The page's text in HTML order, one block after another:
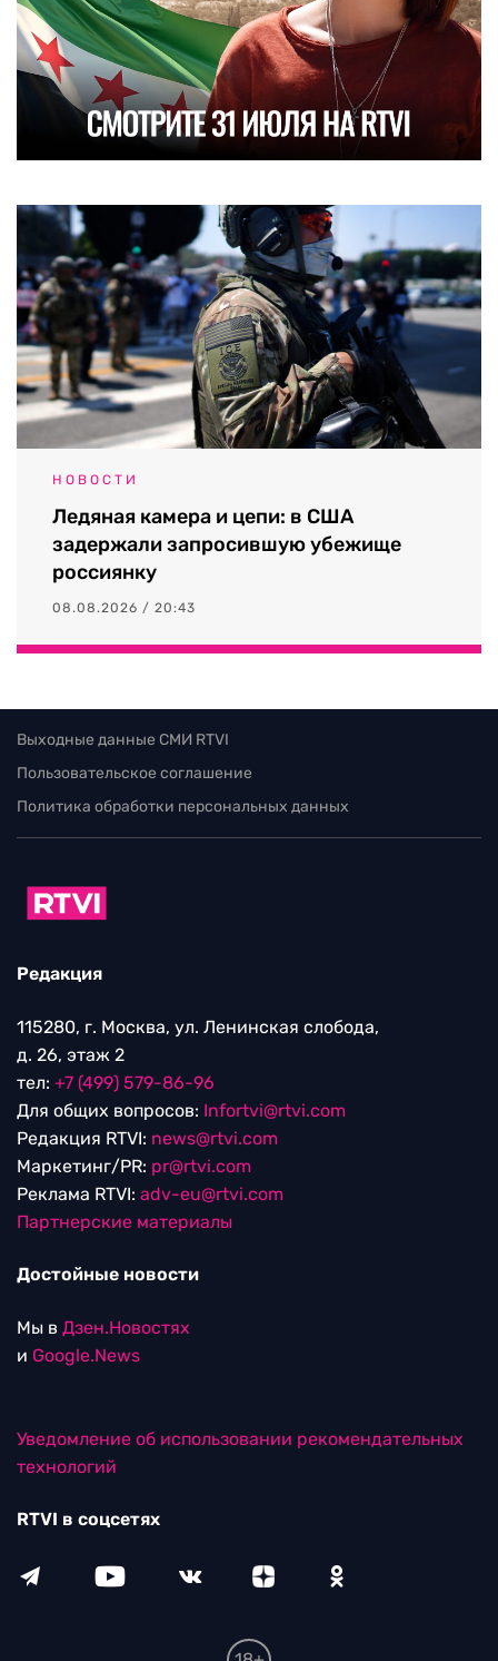
НОВОСТИ
Ледяная камера и цепи: в США
задержали запросившую убежище
россиянку
08.08.2026 / 20:43
Выходные данные СМИ RTVI
Пользовательское соглашение
Политика обработки персональных данных
Редакция
115280, г. Москва, ул. Ленинская слобода,
д. 26, этаж 2
тел: +7 (499) 579-86-96
Для общих вопросов: Infortvi@rtvi.com
Редакция RTVI: news@rtvi.com
Маркетинг/PR: pr@rtvi.com
Реклама RTVI: adv-eu@rtvi.com
Партнерские материалы
Достойные новости
Мы в Дзен.Новостях
и Google.News
Уведомление об использовании рекомендательных
технологий
RTVI в соцсетях